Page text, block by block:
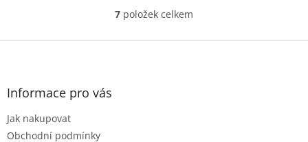
O
l
7 položek celkem
Z
Informace pro vás
Jak nakupovat
Obchodní podmínky